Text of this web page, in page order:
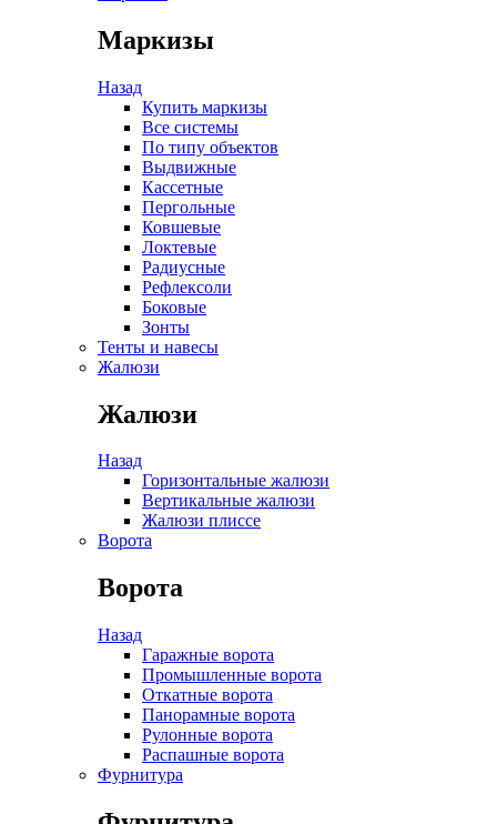
Маркизы
Назад
Купить маркизы
Все системы
По типу объектов
Выдвижные
Кассетные
Пергольные
Ковшевые
Локтевые
Радиусные
Рефлексоли
Боковые
Зонты
Тенты и навесы
Жалюзи
Жалюзи
Назад
Горизонтальные жалюзи
Вертикальные жалюзи
Жалюзи плиссе
Ворота
Ворота
Назад
Гаражные ворота
Промышленные ворота
Откатные ворота
Панорамные ворота
Рулонные ворота
Распашные ворота
Фурнитура